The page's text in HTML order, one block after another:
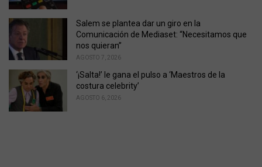
Salem se plantea dar un giro en la
Comunicación de Mediaset: “Necesitamos que
nos quieran”
AGOSTO 7, 2026
‘¡Salta!’ le gana el pulso a ‘Maestros de la
costura celebrity’
AGOSTO 6, 2026